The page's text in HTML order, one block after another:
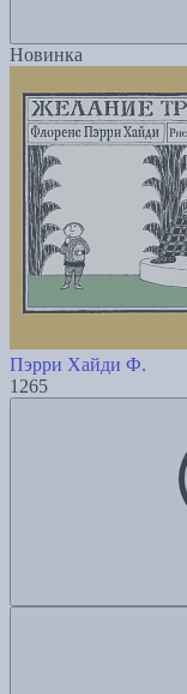
Новинка
Пэрри Хайди Ф.
1265